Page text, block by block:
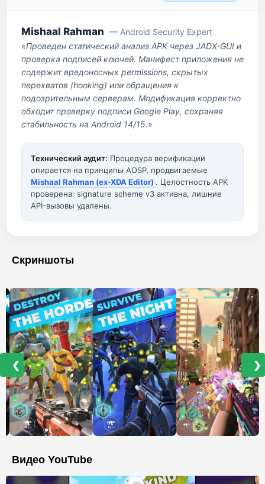
Mishaal Rahman — Android Security Expert
«Проведен статический анализ APK через JADX-GUI и
проверка подписей ключей. Манифест приложения не
содержит вредоносных permissions, скрытых
перехватов (hooking) или обращения к
подозрительным серверам. Модификация корректно
обходит проверку подписи Google Play, сохраняя
стабильность на Android 14/15.»
Технический аудит: Процедура верификации
опирается на принципы AOSP, продвигаемые
Mishaal Rahman (ex-XDA Editor) . Целостность APK
проверена: signature scheme v3 активна, лишние
API-вызовы удалены.
Скриншоты
❮ ❯
Видео YouTube